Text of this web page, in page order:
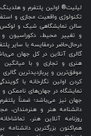
لیلیت® اولین پلتفرم و هلدینگ
تکنولوژی واقعیت مجازی و
سالن نمایشگاهی شیک و لوکس
و تغییر محیط، دکوراسیون
درحال‌حاضر درمقایسه با سایر
هنری و تجاری و با میانگین
موفق‌ترین و پربازدیدترین
کردن اولین نگارخانه با
نمایشگاه در جهان‌های ناممکن و
جهان نیز می‌باشد؛ ضمناً
دانشنامه هنر و هنرمندان،
روزنامه آنلاین هنر،
هم‌اکنون بزرگترین دانشنامه